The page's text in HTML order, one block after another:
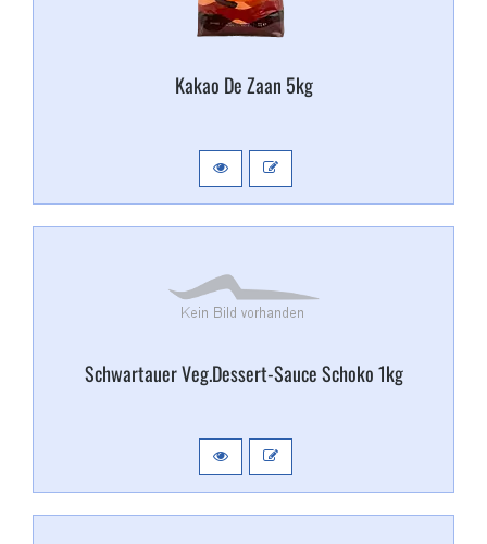
Kakao De Zaan 5kg
Schwartauer Veg.​Dessert-​Sauce Schoko 1kg